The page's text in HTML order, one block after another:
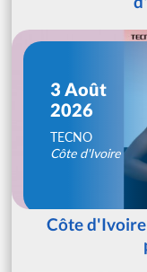
3 Août
2026
TECNO
Côte d'Ivoire
Côte